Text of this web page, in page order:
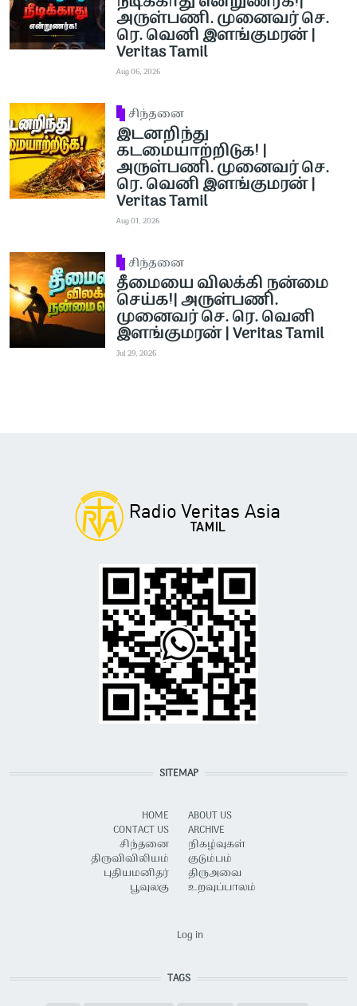
அருள்பணி. முனைவர் செ.
ரெ. வெனி இளங்குமரன் |
Veritas Tamil
Aug 06, 2026
சிந்தனை
இடனறிந்து
கடமையாற்றிடுக! |
அருள்பணி. முனைவர் செ.
ரெ. வெனி இளங்குமரன் |
Veritas Tamil
Aug 01, 2026
சிந்தனை
தீமையை விலக்கி நன்மை
செய்க!| அருள்பணி.
முனைவர் செ. ரெ. வெனி
இளங்குமரன் | Veritas Tamil
Jul 29, 2026
SITEMAP
HOME
CONTACT US
சிந்தனை
திருவிவிலியம்
புதியமனிதர்
பூவுலகு
ABOUT US
ARCHIVE
நிகழ்வுகள்
குடும்பம்
திருஅவை
உறவுப்பாலம்
Log in
TAGS